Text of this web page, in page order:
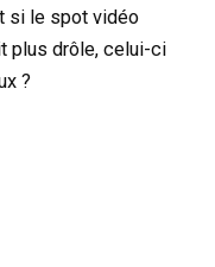
si le spot vidéo
plus drôle, celui-ci
?